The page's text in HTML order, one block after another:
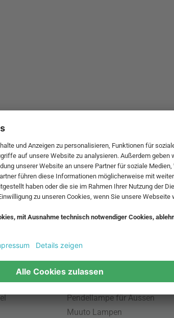
Beliebte Leuchten
Pendellampe für Aussen
Muuto Lampen